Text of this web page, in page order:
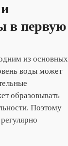
в первую
из основных
воды может
образовывать
Поэтому